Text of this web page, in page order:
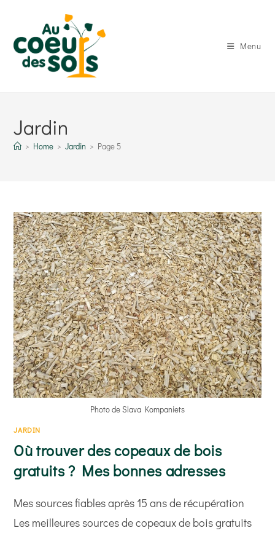
content
Menu
Jardin
> Home > Jardin > Page 5
Photo de Slava Kompaniets
JARDIN
Où trouver des copeaux de bois
gratuits ? Mes bonnes adresses
Mes sources fiables après 15 ans de récupération
Les meilleures sources de copeaux de bois gratuits